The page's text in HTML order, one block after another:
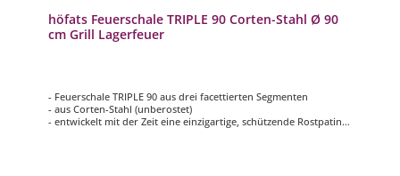
höfats Feuerschale TRIPLE 90 Corten-Stahl Ø 90
cm Grill Lagerfeuer
- Feuerschale TRIPLE 90 aus drei facettierten Segmenten
- aus Corten-Stahl (unberostet)
- entwickelt mit der Zeit eine einzigartige, schützende Rostpatina